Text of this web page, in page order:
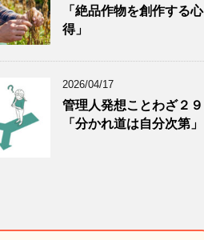
「絶品作物を創作する心
得」
2026/04/17
管理人発想ことわざ２９
「分かれ道は自分次第」